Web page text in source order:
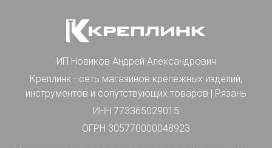
ИП Новиков Андрей Александрович
Креплинк - сеть магазинов крепежных изделий,
инструментов и сопутствующих товаров | Рязань
ИНН 773365029015
ОГРН 305770000048923